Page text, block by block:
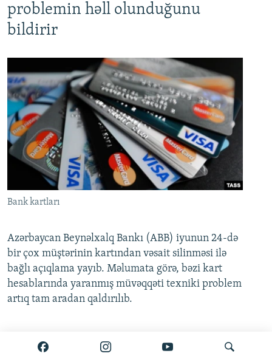
problemin həll olunduğunu
bildirir
Bank kartları
Azərbaycan Beynəlxalq Bankı (ABB) iyunun 24-də
bir çox müştərinin kartından vəsait silinməsi ilə
bağlı açıqlama yayıb. Məlumata görə, bəzi kart
hesablarında yaranmış müvəqqəti texniki problem
artıq tam aradan qaldırılıb.
Ətraflı burada oxuyun